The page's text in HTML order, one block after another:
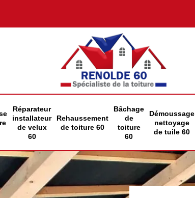
Réparateur
installateur
de velux
60
Rehaussement
de toiture 60
Bâchage
de
toiture
60
Démoussage
nettoyage
de tuile 60